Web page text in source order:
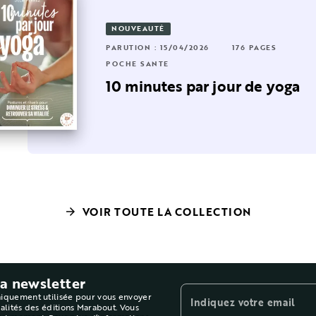
PAGES
pour
: 26/03/2025
224 PAGES
SANTÉ
minutes pour détendre
muscles du stre…
NOUVEAUTÉ
PARUTION : 15/04/2026
176 PAGES
POCHE SANTÉ
10 minutes par jour de yoga
arrow_forward VOIR TOUTE LA COLLECTION
newsletter
utilisée pour vous envoyer
des éditions Marabout. Vous
Indiquez votre email